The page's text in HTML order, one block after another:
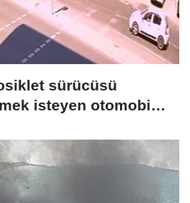
sürücüsü
isteyen otomobile